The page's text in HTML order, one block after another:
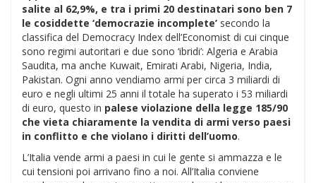
salite al 62,9%, e tra i primi 20 destinatari sono ben 7
le cosiddette ‘democrazie incomplete’ secondo la
classifica del Democracy Index dell’Economist di cui cinque
sono regimi autoritari e due sono ‘ibridi’: Algeria e Arabia
Saudita, ma anche Kuwait, Emirati Arabi, Nigeria, India,
Pakistan. Ogni anno vendiamo armi per circa 3 miliardi di
euro e negli ultimi 25 anni il totale ha superato i 53 miliardi
di euro, questo in palese violazione della legge 185/90
che vieta chiaramente la vendita di armi verso paesi
in conflitto e che violano i diritti dell’uomo.
L’Italia vende armi a paesi in cui le gente si ammazza e le
cui tensioni poi arrivano fino a noi. All’Italia conviene